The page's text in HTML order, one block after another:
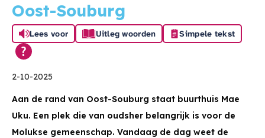
Oost-Souburg
Lees voor Uitleg woorden Simpele tekst
2-10-2025
Aan de rand van Oost-Souburg staat buurthuis Mae
Uku. Een plek die van oudsher belangrijk is voor de
Molukse gemeenschap. Vandaag de dag weet de